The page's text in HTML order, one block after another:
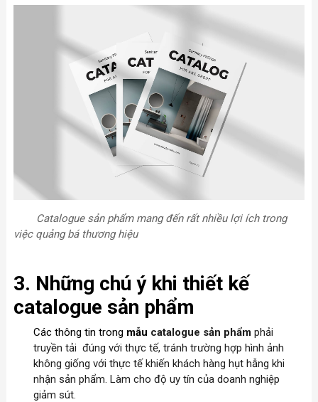
Catalogue sản phẩm mang đến rất nhiều lợi ích trong
việc quảng bá thương hiệu
3. Những chú ý khi thiết kế
catalogue sản phẩm
Các thông tin trong mẫu catalogue sản phẩmphải
truyền tải đúng với thực tế, tránh trường hợp hình ảnh
không giống với thực tế khiến khách hàng hụt hẫng khi
nhận sản phẩm. Làm cho độ uy tín của doanh nghiệp
giảm sút.